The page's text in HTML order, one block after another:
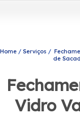
Home Serviços
de
Vidro